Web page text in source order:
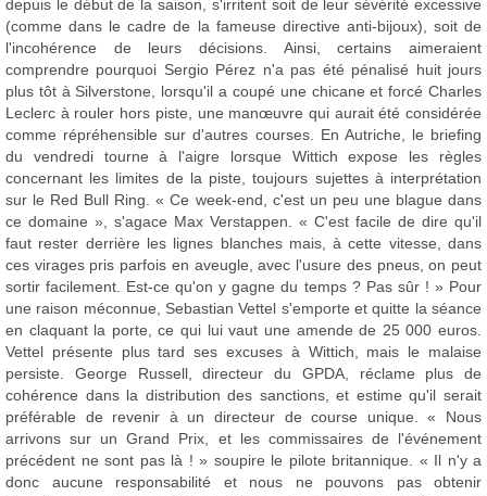
depuis le début de la saison, s'irritent soit de leur sévérité excessive
(comme dans le cadre de la fameuse directive anti-bijoux), soit de
l'incohérence de leurs décisions. Ainsi, certains aimeraient
comprendre pourquoi Sergio Pérez n'a pas été pénalisé huit jours
plus tôt à Silverstone, lorsqu'il a coupé une chicane et forcé Charles
Leclerc à rouler hors piste, une manœuvre qui aurait été considérée
comme répréhensible sur d'autres courses. En Autriche, le briefing
du vendredi tourne à l'aigre lorsque Wittich expose les règles
concernant les limites de la piste, toujours sujettes à interprétation
sur le Red Bull Ring. « Ce week-end, c'est un peu une blague dans
ce domaine », s'agace Max Verstappen. « C'est facile de dire qu'il
faut rester derrière les lignes blanches mais, à cette vitesse, dans
ces virages pris parfois en aveugle, avec l'usure des pneus, on peut
sortir facilement. Est-ce qu'on y gagne du temps ? Pas sûr ! » Pour
une raison méconnue, Sebastian Vettel s'emporte et quitte la séance
en claquant la porte, ce qui lui vaut une amende de 25 000 euros.
Vettel présente plus tard ses excuses à Wittich, mais le malaise
persiste. George Russell, directeur du GPDA, réclame plus de
cohérence dans la distribution des sanctions, et estime qu'il serait
préférable de revenir à un directeur de course unique. « Nous
arrivons sur un Grand Prix, et les commissaires de l'événement
précédent ne sont pas là ! » soupire le pilote britannique. « Il n'y a
donc aucune responsabilité et nous ne pouvons pas obtenir